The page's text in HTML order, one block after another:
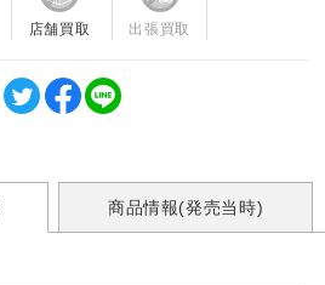
店舗買取 出張買取
商品情報(発売当時)